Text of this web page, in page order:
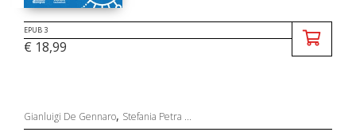
EPUB 3
€ 18,99
Gianluigi De Gennaro, Stefania Petra ...